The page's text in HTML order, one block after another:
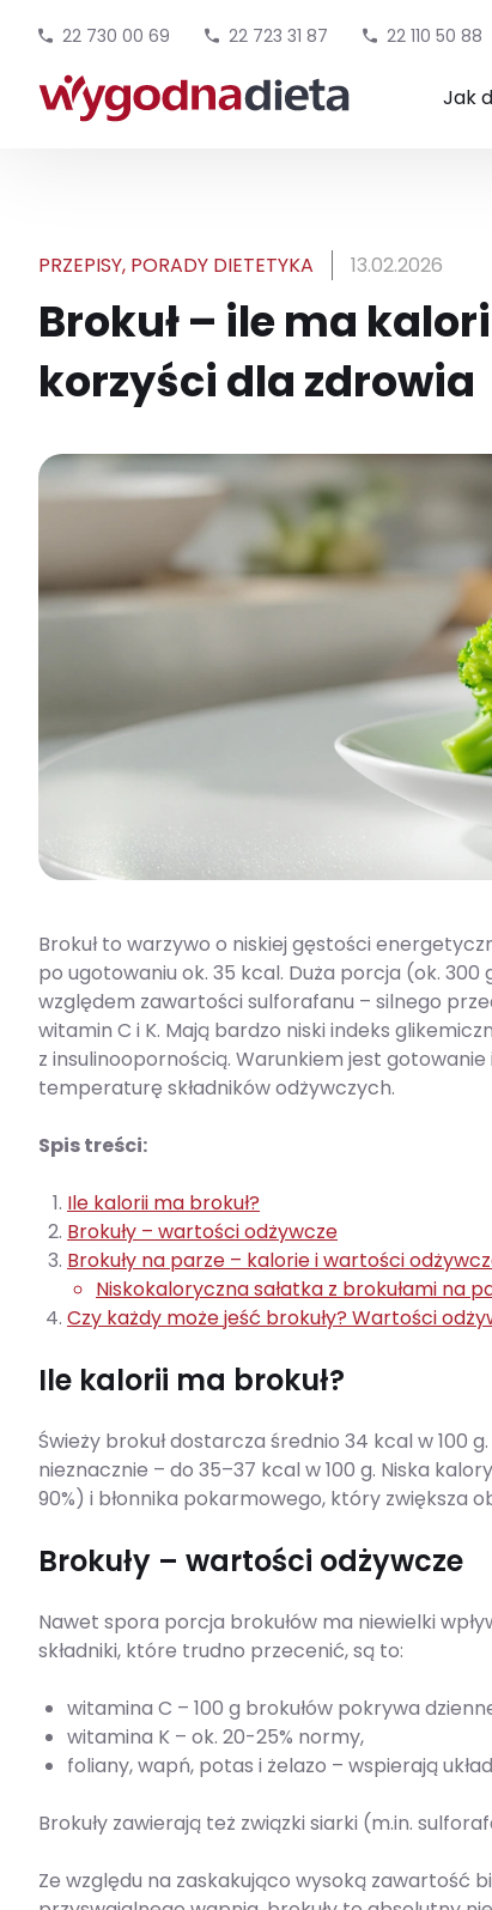
22 730 00 69 22 723 31 87 22 110 50 88
Jak
PRZEPISY, PORADY DIETETYKA 13.02.2026
Brokuł – ile ma
korzyści dla zdrowia
Brokuł to warzywo o niskiej gęstości
po ugotowaniu ok. 35 kcal. Duża porcja (ok.
względem zawartości sulforafanu – silnego
witamin C i K. Mają bardzo niski indeks
z insulinoopornością. Warunkiem jest
temperaturę składników odżywczych.
Spis treści:
Ile kalorii ma brokuł?
Brokuły – wartości odżywcze
Brokuły na parze – kalorie i wartości
Niskokaloryczna sałatka z brokułami na
Czy każdy może jeść brokuły? Wartości
Ile kalorii ma brokuł?
Świeży brokuł dostarcza średnio 34 kcal w 100
nieznacznie – do 35–37 kcal w 100 g. Niska
90%) i błonnika pokarmowego, który zwiększa
Brokuły – wartości odżywcze
Nawet spora porcja brokułów ma niewielki
składniki, które trudno przecenić, są to:
witamina C – 100 g brokułów pokrywa
witamina K – ok. 20-25% normy,
foliany, wapń, potas i żelazo – wspierają
Brokuły zawierają też związki siarki (m.in.
Ze względu na zaskakująco wysoką zawartość